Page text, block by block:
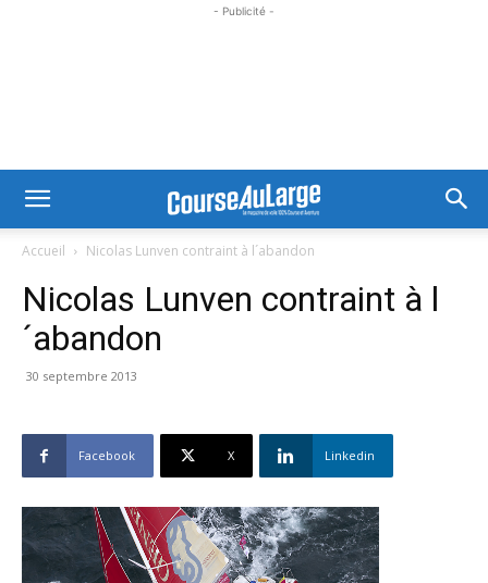
- Publicité -
Accueil Nicolas Lunven contraint à l´abandon
Nicolas Lunven contraint à l
´abandon
30 septembre 2013
Facebook X Linkedin